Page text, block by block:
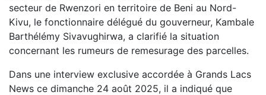
secteur de Rwenzori en territoire de Beni au Nord-
Kivu, le fonctionnaire délégué du gouverneur, Kambale
Barthélémy Sivavughirwa, a clarifié la situation
concernant les rumeurs de remesurage des parcelles.
Dans une interview exclusive accordée à Grands Lacs
News ce dimanche 24 août 2025, il a indiqué que